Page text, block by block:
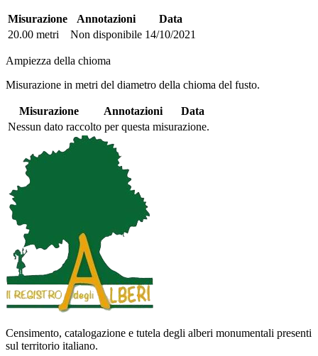
Misurazione Annotazioni
Data
20.00 metri
Non disponibile 14/10/2021
Ampiezza della chioma
Misurazione in metri del diametro della chioma del fusto.
Misurazione Annotazioni
Data
Nessun dato raccolto per questa misurazione.
Censimento, catalogazione e tutela degli alberi monumentali presenti
sul territorio italiano.